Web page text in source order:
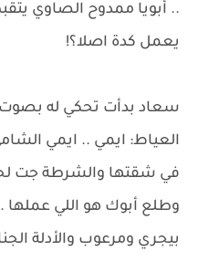
.. أبويا ممدوح الصاوي
يعمل كدة اصلا؟!
سعاد بدأت تحكي له
العياط: ايمي .. ايمي
في شقتها والشرطة جت
وطلع أبوك هو اللي عملها
بيجري ومرعوب والأدلة